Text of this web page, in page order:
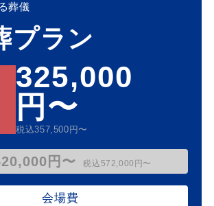
葬儀
プラン
325,000
円〜
税込357,500円〜
円〜 税込572,000円〜
会場費